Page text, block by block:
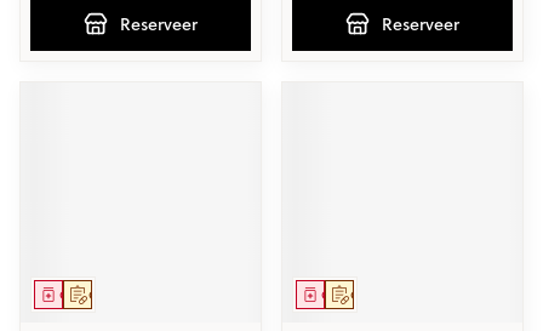
Reserveer Reserveer
Op voorschrift
Geneesmiddel Op voorschrift
Geneesmiddel